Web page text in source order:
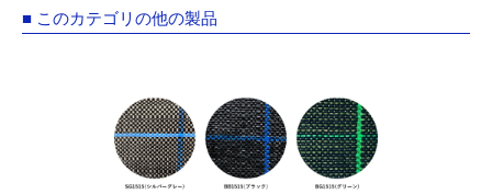
■ このカテゴリの他の製品